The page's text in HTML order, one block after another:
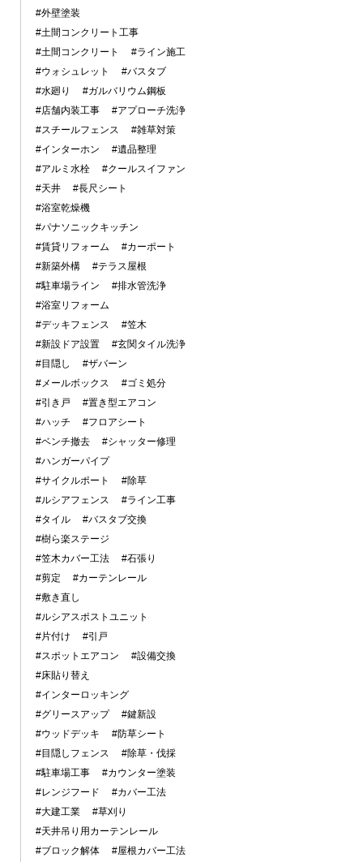
#外壁塗装
#土間コンクリート工事
#土間コンクリート
#ライン施工
#ウォシュレット
#バスタブ
#水廻り
#ガルバリウム鋼板
#店舗内装工事
#アプローチ洗浄
#スチールフェンス
#雑草対策
#インターホン
#遺品整理
#アルミ水栓
#クールスイファン
#天井
#長尺シート
#浴室乾燥機
#パナソニックキッチン
#賃貸リフォーム
#カーポート
#新築外構
#テラス屋根
#駐車場ライン
#排水管洗浄
#浴室リフォーム
#デッキフェンス
#笠木
#新設ドア設置
#玄関タイル洗浄
#目隠し
#ザバーン
#メールボックス
#ゴミ処分
#引き戸
#置き型エアコン
#ハッチ
#フロアシート
#ベンチ撤去
#シャッター修理
#ハンガーパイプ
#サイクルポート
#除草
#ルシアフェンス
#ライン工事
#タイル
#バスタブ交換
#樹ら楽ステージ
#笠木カバー工法
#石張り
#剪定
#カーテンレール
#敷き直し
#ルシアスポストユニット
#片付け
#引戸
#スポットエアコン
#設備交換
#床貼り替え
#インターロッキング
#グリースアップ
#鍵新設
#ウッドデッキ
#防草シート
#目隠しフェンス
#除草・伐採
#駐車場工事
#カウンター塗装
#レンジフード
#カバー工法
#大建工業
#草刈り
#天井吊り用カーテンレール
#ブロック解体
#屋根カバー工法